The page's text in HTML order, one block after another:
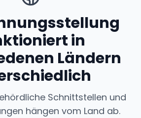
in
Ländern
Schnittstellen und
hängen vom Land ab.